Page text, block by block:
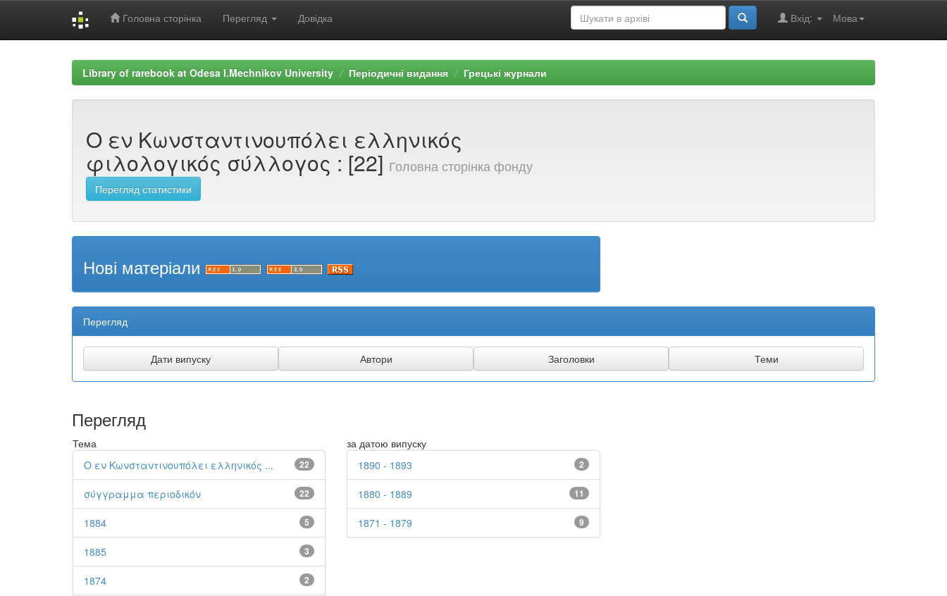
Головна сторінка Перегляд Довідка Мова
Вхід:
Library of rarebook at Odesa I.Mechnikov University Періодичні видання Грецькі журнали
Ο εν Κωνσταντινουπόλει ελληνικός
φιλολογικός σύλλογος : [22] Головна сторінка фонду
Перегляд статистики
Нові матеріали
Перегляд
Перегляд
Тема
22
Ο εν Κωνσταντινουπόλει ελληνικός ...
22
σύγγραμμα περιοδικόν
5
1884
3
1885
2
1874
за датою випуску
2
1890 - 1893
11
1880 - 1889
9
1871 - 1879